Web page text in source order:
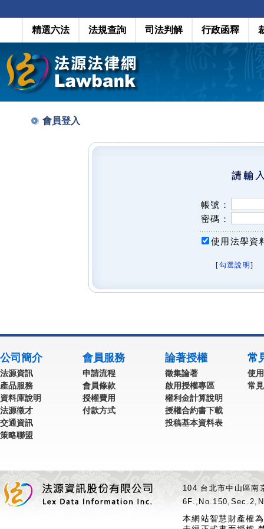
精選六法 法規查詢 司法判解 行政函釋
會員登入
帳號：
密碼：
使用法學資
[勾選說明 ]
公司簡介
法源資訊
產品服務
資料庫說明
法源徵才
交通資訊
策略聯盟
會員服務
申請流程
會員條款
授權費用
付款方式
論著授權
徵集論著
啟用授權專區
權利金計算說明
授權合約書下載
投稿基本資料表
常
使
常
104 台北市中山區
本網站智慧財產權